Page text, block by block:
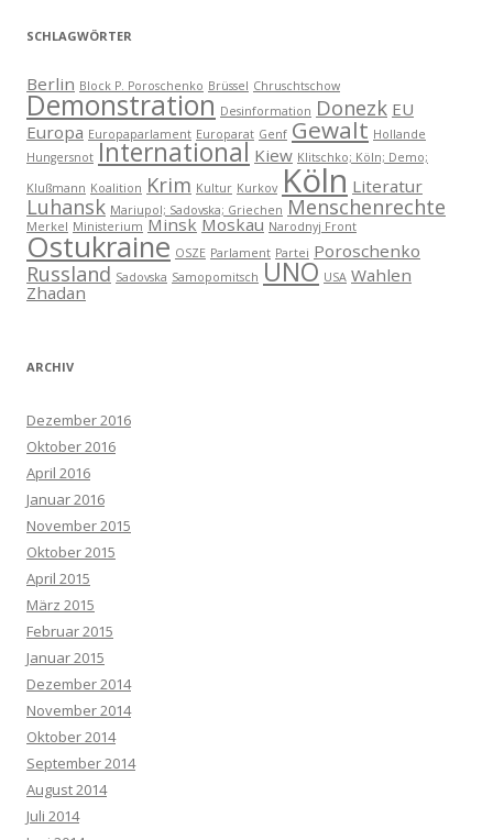
SCHLAGWÖRTER
Berlin Block P. Poroschenko Brüssel Chruschtschow
Demonstration Desinformation Donezk EU
Europa Europaparlament Europarat Genf Gewalt Hollande
Hungersnot International Kiew Klitschko; Köln; Demo;
Klußmann Koalition Krim Kultur Kurkov Köln Literatur
Luhansk Mariupol; Sadovska; Griechen Menschenrechte
Merkel Ministerium Minsk Moskau Narodnyj Front
Ostukraine OSZE Parlament Partei Poroschenko
Russland Sadovska Samopomitsch UNO USA Wahlen
Zhadan
ARCHIV
Dezember 2016
Oktober 2016
April 2016
Januar 2016
November 2015
Oktober 2015
April 2015
März 2015
Februar 2015
Januar 2015
Dezember 2014
November 2014
Oktober 2014
September 2014
August 2014
Juli 2014